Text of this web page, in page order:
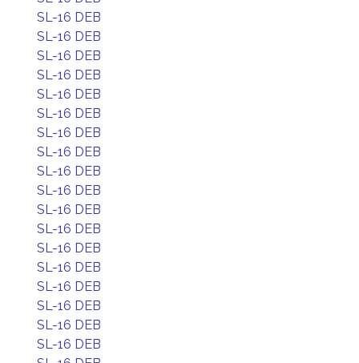
SL-16 DEB
SL-16 DEB
SL-16 DEB
SL-16 DEB
SL-16 DEB
SL-16 DEB
SL-16 DEB
SL-16 DEB
SL-16 DEB
SL-16 DEB
SL-16 DEB
SL-16 DEB
SL-16 DEB
SL-16 DEB
SL-16 DEB
SL-16 DEB
SL-16 DEB
SL-16 DEB